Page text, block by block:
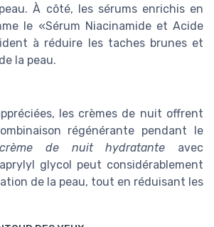
À côté, les sérums enrichis en
le «Sérum Niacinamide et Acide
à réduire les taches brunes et
la peau.
les crèmes de nuit offrent
régénérante pendant le
crème de nuit hydratante avec
glycol peut considérablement
de la peau, tout en réduisant les